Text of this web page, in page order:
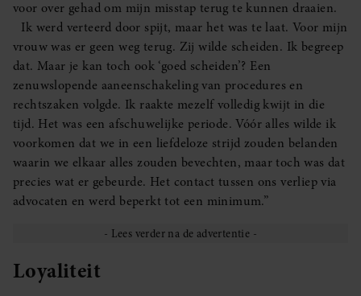
voor over gehad om mijn misstap terug te kunnen draaien.
Ik werd verteerd door spijt, maar het was te laat. Voor mijn
vrouw was er geen weg terug. Zij wilde scheiden. Ik begreep
dat. Maar je kan toch ook ‘goed scheiden’? Een
zenuwslopende aaneenschakeling van procedures en
rechtszaken volgde. Ik raakte mezelf volledig kwijt in die
tijd. Het was een afschuwelijke periode. Vóór alles wilde ik
voorkomen dat we in een liefdeloze strijd zouden belanden
waarin we elkaar alles zouden bevechten, maar toch was dat
precies wat er gebeurde. Het contact tussen ons verliep via
advocaten en werd beperkt tot een minimum.”
Loyaliteit